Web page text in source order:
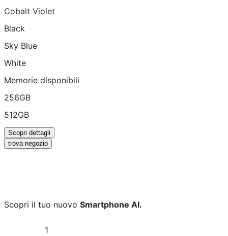
Cobalt Violet
Black
Sky Blue
White
Memorie disponibili
256GB
512GB
Scopri dettagli
trova negozio
Scopri il tuo nuovo Smartphone AI.
1